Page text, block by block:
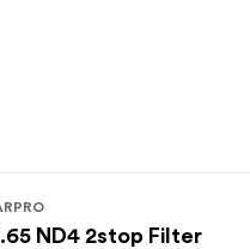
ND4 2stop Filter